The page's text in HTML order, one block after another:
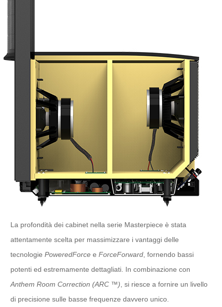
La profondità dei cabinet nella serie Masterpiece è stata
attentamente scelta per massimizzare i vantaggi delle
tecnologie PoweredForce e ForceForward , fornendo bassi
potenti ed estremamente dettagliati. In combinazione con
Anthem Room Correction (ARC ™) , si riesce a fornire un livello
di precisione sulle basse frequenze davvero unico.